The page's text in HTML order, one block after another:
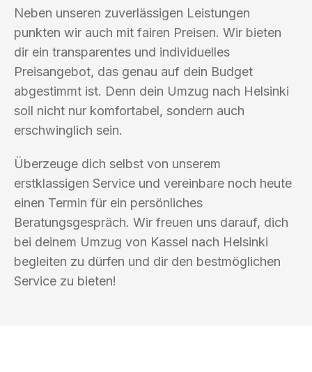
Neben unseren zuverlässigen Leistungen
punkten wir auch mit fairen Preisen. Wir bieten
dir ein transparentes und individuelles
Preisangebot, das genau auf dein Budget
abgestimmt ist. Denn dein Umzug nach Helsinki
soll nicht nur komfortabel, sondern auch
erschwinglich sein.
Überzeuge dich selbst von unserem
erstklassigen Service und vereinbare noch heute
einen Termin für ein persönliches
Beratungsgespräch. Wir freuen uns darauf, dich
bei deinem Umzug von Kassel nach Helsinki
begleiten zu dürfen und dir den bestmöglichen
Service zu bieten!